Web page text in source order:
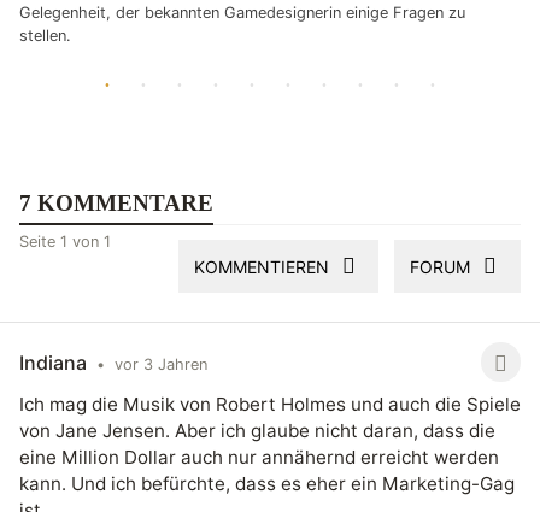
Gelegenheit, der bekannten Gamedesignerin einige Fragen zu
stellen.
7 KOMMENTARE
Seite 1 von 1
KOMMENTIEREN FORUM
Indiana • vor 3 Jahren
Ich mag die Musik von Robert Holmes und auch die Spiele
von Jane Jensen. Aber ich glaube nicht daran, dass die
eine Million Dollar auch nur annähernd erreicht werden
kann. Und ich befürchte, dass es eher ein Marketing-Gag